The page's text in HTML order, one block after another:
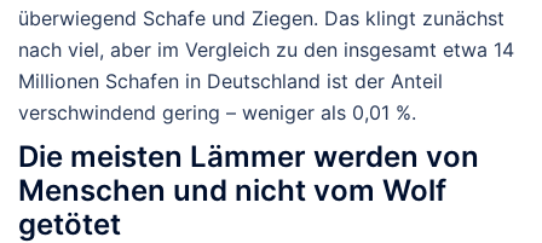
überwiegend Schafe und Ziegen. Das klingt zunächst
nach viel, aber im Vergleich zu den insgesamt etwa 14
Millionen Schafen in Deutschland ist der Anteil
verschwindend gering – weniger als 0,01 %.
Die meisten Lämmer werden von
Menschen und nicht vom Wolf
getötet